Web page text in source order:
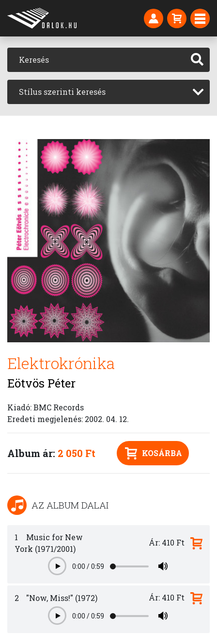
Stílus szerinti keresés
Elektrokrónika
Eötvös Péter
Kiadó: BMC Records
Eredeti megjelenés: 2002. 04. 12.
Album ár: 2 050 Ft KOSÁRBA
AZ ALBUM DALAI
1
Music for New
York (1971/2001)
Play0:00 /0:59
Ár: 410 Ft
2 "Now, Miss!" (1972)
Play0:00 /0:59
Ár: 410 Ft